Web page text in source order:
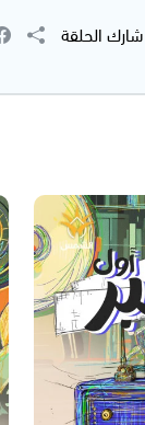
شارك الحلقة